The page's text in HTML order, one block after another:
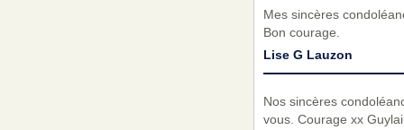
Mes sincères
Bon courage.
Lise G Lauzon
Nos sincères
vous. Courage xx